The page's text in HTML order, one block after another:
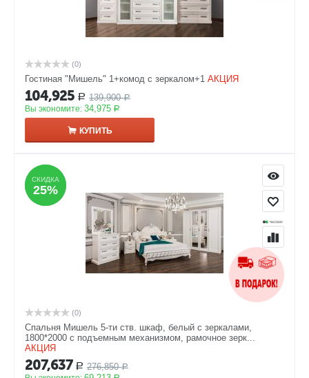
(0)
Гостиная "Мишель" 1+комод с зеркалом+1 АКЦИЯ
104,925 Р 139,900 Р
Вы экономите: 34,975 Р
КУПИТЬ
СКИДКА
25%
СКИДКА
25%
(0)
Спальня Мишель 5-ти ств. шкаф, белый с зеркалами,
1800*2000 с подъемным механизмом, рамочное зерк...
АКЦИЯ
207,637 Р 276,850 Р